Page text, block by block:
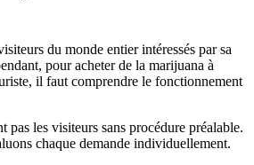
du monde entier intéressés par sa
pour acheter de la marijuana à
il faut comprendre le fonctionnement
pas les visiteurs sans procédure préalable.
chaque demande individuellement.